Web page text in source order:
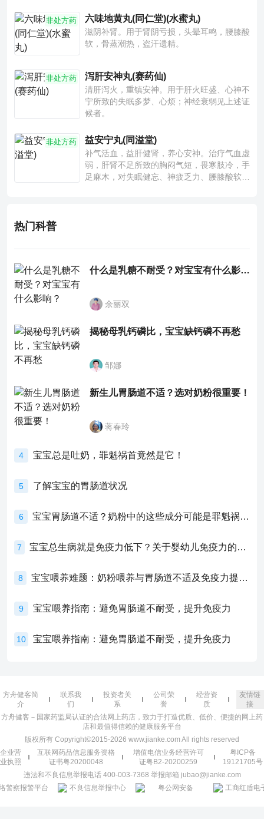
非处方药 六味地黄丸(同仁堂)(水蜜丸)
滋阴补肾。用于肾阴亏损，头晕耳鸣，腰膝酸
软，骨蒸潮热，盗汗遗精。
非处方药 泻肝安神丸(赛药仙)
清肝泻火，重镇安神。用于肝火旺盛、心神不
宁所致的失眠多梦、心烦；神经衰弱见上述证
候者。
非处方药 益安宁丸(同溢堂)
补气活血，益肝健肾，养心安神。治疗气血虚
弱，肝肾不足所致的胸闷气短，畏寒肢冷，手
足麻木，对失眠健忘、神疲乏力、腰膝酸软也
热门科普
什么是乳糖不耐受？对宝宝有什么影响？
余丽双
揭秘母乳钙磷比，宝宝缺钙磷不再愁
邹娜
新生儿胃肠道不适？选对奶粉很重要！
蒋春玲
4 宝宝总是吐奶，罪魁祸首竟然是它！
5 了解宝宝的胃肠道状况
6 宝宝胃肠道不适？奶粉中的这些成分可能是罪魁祸首！
7 宝宝总生病就是免疫力低下？关于婴幼儿免疫力的真相，家长必须了解！
8 宝宝喂养难题：奶粉喂养与胃肠道不适及免疫力提升的奥秘
9 宝宝喂养指南：避免胃肠道不耐受，提升免疫力
10 宝宝喂养指南：避免胃肠道不耐受，提升免疫力
方舟健客简
介
联系我
们
投资者关
系
公司荣
誉
经营资
质
友情链
接
方舟健客－国家药监局认证的合法网上药店，致力于打造优质、低价、便捷的网上药
店和最值得信赖的健康服务平台
版权所有 Copyright©2015-2026 www.jianke.com All rights reserved
企业营
业执照
互联网药品信息服务资格
证书粤20200048
增值电信业务经营许可
证粤B2-20200259
粤ICP备
19121705号
违法和不良信息举报电话 400-003-7368 举报邮箱 jubao@jianke.com